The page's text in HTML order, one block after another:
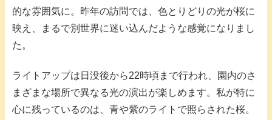
的な雰囲気に。昨年の訪問では、色とりどりの光が桜に
映え、まるで別世界に迷い込んだような感覚になりまし
た。
ライトアップは日没後から22時頃まで行われ、園内のさ
まざまな場所で異なる光の演出が楽しめます。私が特に
心に残っているのは、青や紫のライトで照らされた桜。